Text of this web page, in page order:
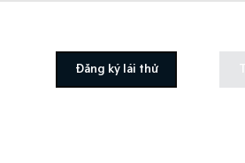
Đăng ký lái thử